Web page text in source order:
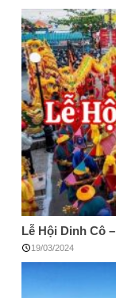
Lễ Hội Dinh Cô
19/03/2024